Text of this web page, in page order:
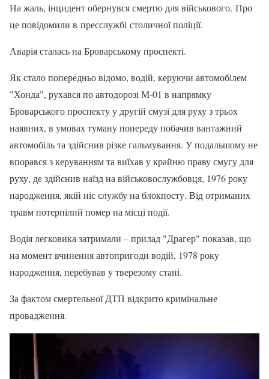
На жаль, інцидент обернувся смертю для військового. Про
це повідомили в пресслужбі столичної поліції.
Аварія сталась на Броварському проспекті.
Як стало попередньо відомо, водій, керуючи автомобілем
"Хонда", рухався по автодорозі М-01 в напрямку
Броварського проспекту у другій смузі для руху з трьох
наявних, в умовах туману попереду побачив вантажний
автомобіль та здійснив різке гальмування. У подальшому не
впорався з керуванням та виїхав у крайню праву смугу для
руху, де здійснив наїзд на військовослужбовця, 1976 року
народження, якій ніс службу на блокпосту. Від отриманих
травм потерпілий помер на місці події.
Водія легковика затримали – прилад "Драгер" показав, що
на момент вчинення автопригоди водій, 1978 року
народження, перебував у тверезому стані.
За фактом смертельної ДТП відкрито кримінальне
провадження.